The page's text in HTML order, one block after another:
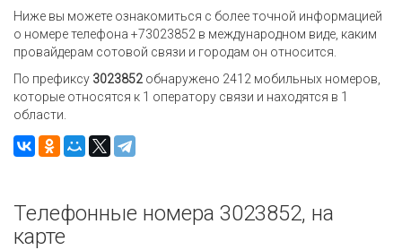
Ниже вы можете ознакомиться с более точной информацией
о номере телефона +73023852 в международном виде, каким
провайдерам сотовой связи и городам он относится.
По префиксу 3023852 обнаружено 2412 мобильных номеров,
которые относятся к 1 оператору связи и находятся в 1
области.
Телефонные номера 3023852, на
карте